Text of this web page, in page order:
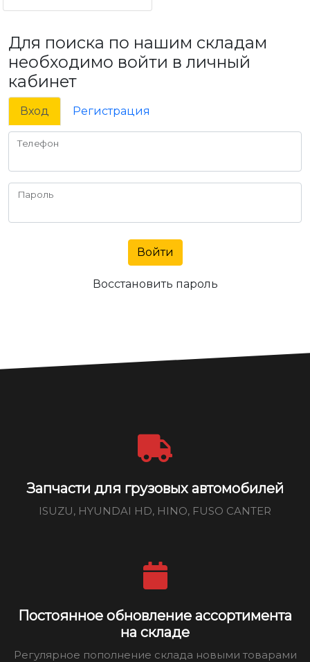
Для поиска по нашим складам
необходимо войти в личный
кабинет
Вход Регистрация
Телефон
Пароль
Войти
Восстановить пароль
Запчасти для грузовых автомобилей
ISUZU, HYUNDAI HD, HINO, FUSO CANTER
Постоянное обновление ассортимента
на складе
Регулярное пополнение склада новыми товарами